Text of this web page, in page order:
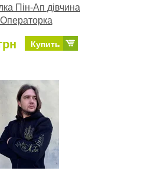
Пін-Ап дівчина
Операторка
Купить